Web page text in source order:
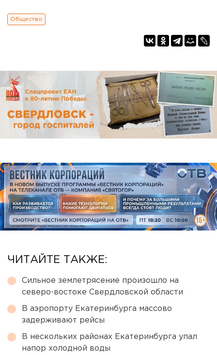
Общество
ЧИТАЙТЕ ТАКЖЕ:
Сильное землетрясение произошло на
северо-востоке Свердловской области
В аэропорту Екатеринбурга массово
задерживают рейсы
В нескольких районах Екатеринбурга упал
напор холодной воды